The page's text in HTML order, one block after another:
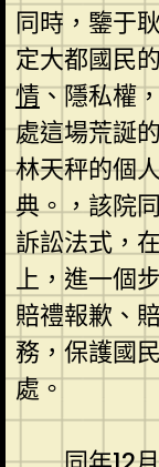
同時，鑒于
定大都國民
情、隱私權
處這場荒誕
林天秤的個
典。，該院
訴訟法式，
上，進一個
賠禮報歉、
務，保護國
處。